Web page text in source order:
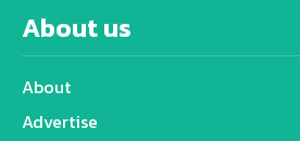
About us
About
Advertise